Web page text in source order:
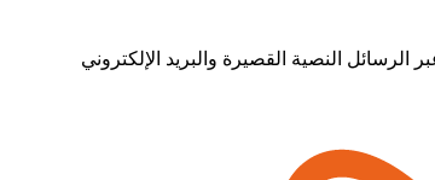
الرسائل النصية القصيرة والبريد الإلكتروني